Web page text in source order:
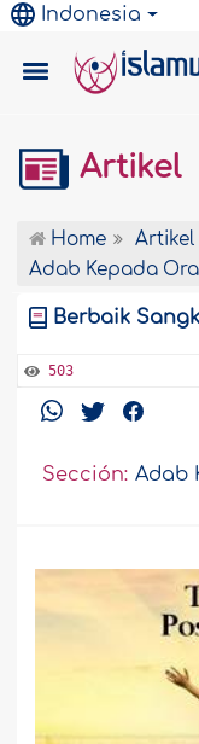
Indonesia
Artikel
Home Artikel
Adab Kepada
Berbaik
503
Sección: Adab